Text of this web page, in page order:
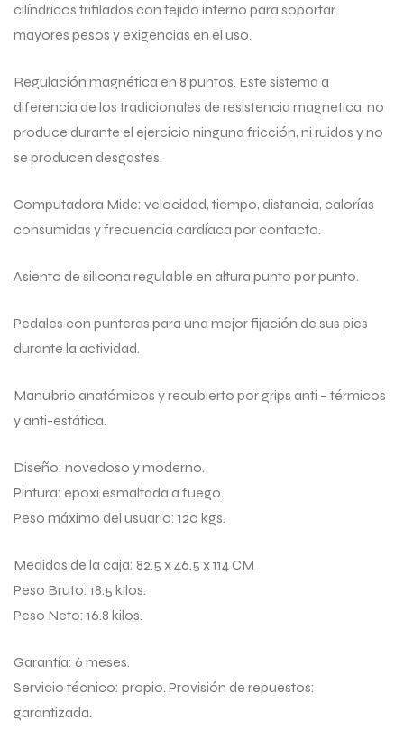
cilíndricos trifilados con tejido interno para soportar
mayores pesos y exigencias en el uso.
Regulación magnética en 8 puntos. Este sistema a
diferencia de los tradicionales de resistencia magnetica, no
produce durante el ejercicio ninguna fricción, ni ruidos y no
se producen desgastes.
Computadora Mide: velocidad, tiempo, distancia, calorías
consumidas y frecuencia cardíaca por contacto.
Asiento de silicona regulable en altura punto por punto.
Pedales con punteras para una mejor fijación de sus pies
durante la actividad.
Manubrio anatómicos y recubierto por grips anti – térmicos
y anti-estática.
Diseño: novedoso y moderno.
Pintura: epoxi esmaltada a fuego.
Peso máximo del usuario: 120 kgs.
Medidas de la caja: 82.5 x 46.5 x 114 CM
Peso Bruto: 18.5 kilos.
Peso Neto: 16.8 kilos.
Garantía: 6 meses.
Servicio técnico: propio. Provisión de repuestos:
garantizada.